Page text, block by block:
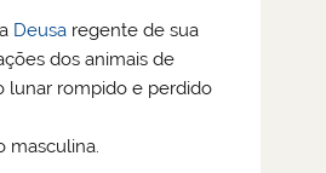
Deusa regente de sua
dos animais de
lunar rompido e perdido
masculina.